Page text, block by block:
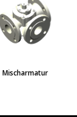
Mischarmatur